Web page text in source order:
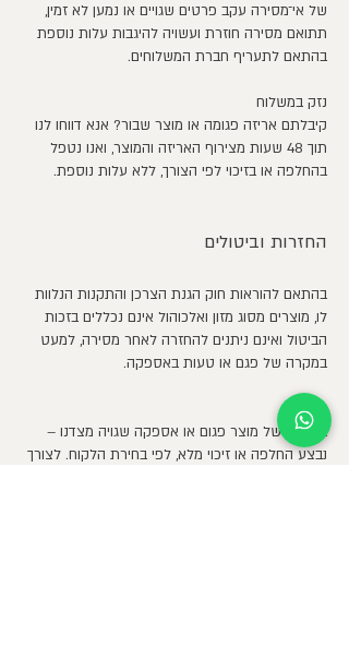
של אי־מסירה עקב פרטים שגויים או נמען לא זמין,
תתואם מסירה חוזרת ועשויה להיגבות עלות נוספת
בהתאם לתעריף חברת המשלוחים.
נזק במשלוח
קיבלתם אריזה פגומה או מוצר שבור? אנא דווחו לנו
תוך 48 שעות מצירוף האריזה והמוצר, ואנו נטפל
בהחלפה או בזיכוי לפי הצורך, ללא עלות נוספת.
החזרות וביטולים
בהתאם להוראות חוק הגנת הצרכן והתקנות הנלוות
לו, מוצרים מסוג מזון ואלכוהול אינם נכללים בזכות
הביטול ואינם ניתנים להחזרה לאחר מסירה, למעט
במקרה של פגם או טעות באספקה.
חריגים
במקרה של מוצר פגום או אספקה שגויה מצדנו –
נבצע החלפה או זיכוי מלא, לפי בחירת הלקוח. לצורך